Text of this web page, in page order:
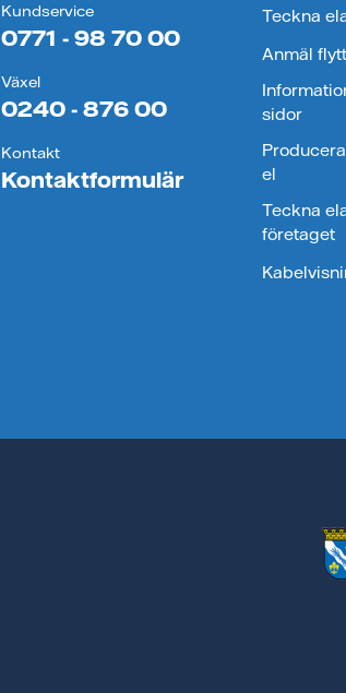
Kundservice
0771 - 98 70 00
Växel
0240 - 876 00
Kontakt
Kontaktformulär
Teckna
Anmäl flytt
sidor
el
Teckna
företaget